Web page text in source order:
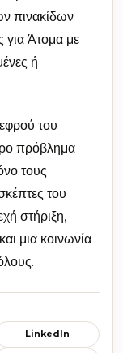
πινακίδων
για Άτομα με
ή
του
πρόβλημα
τους
του
στήριξη,
μια κοινωνία
LinkedIn